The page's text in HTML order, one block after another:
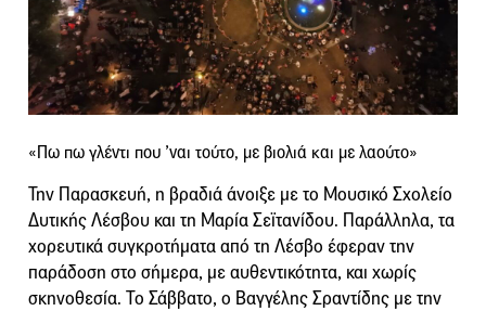
«Πω πω γλέντι που ’ναι τούτο, με βιολιά και με λαούτο»
Την Παρασκευή, η βραδιά άνοιξε με το Μουσικό Σχολείο
Δυτικής Λέσβου και τη Μαρία Σεϊτανίδου. Παράλληλα, τα
χορευτικά συγκροτήματα από τη Λέσβο έφεραν την
παράδοση στο σήμερα, με αυθεντικότητα, και χωρίς
σκηνοθεσία. Το Σάββατο, ο Βαγγέλης Σραντίδης με την